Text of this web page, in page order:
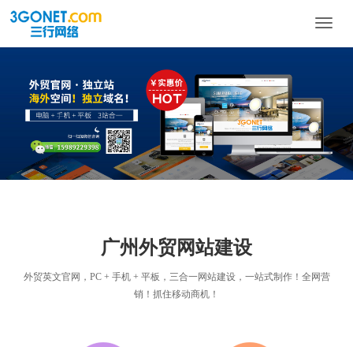
Toggle
广州外贸网站建设
外贸英文官网，PC + 手机 + 平板，三合一网站建设，一站式制作！全网营
销！抓住移动商机！